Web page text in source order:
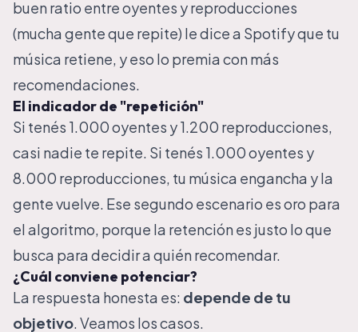
buen ratio entre oyentes y reproducciones
(mucha gente que repite) le dice a Spotify que tu
música retiene, y eso lo premia con más
recomendaciones.
El indicador de "repetición"
Si tenés 1.000 oyentes y 1.200 reproducciones,
casi nadie te repite. Si tenés 1.000 oyentes y
8.000 reproducciones, tu música engancha y la
gente vuelve. Ese segundo escenario es oro para
el algoritmo, porque la retención es justo lo que
busca para decidir a quién recomendar.
¿Cuál conviene potenciar?
La respuesta honesta es: depende de tu
objetivo. Veamos los casos.